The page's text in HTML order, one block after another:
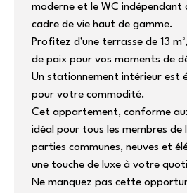
moderne et le WC indépendant
cadre de vie haut de gamme.
Profitez d'une terrasse de 13
de paix pour vos moments de
Un stationnement intérieur est
pour votre commodité.
Cet appartement, conforme
idéal pour tous les membres de
parties communes, neuves et
une touche de luxe à votre
Ne manquez pas cette